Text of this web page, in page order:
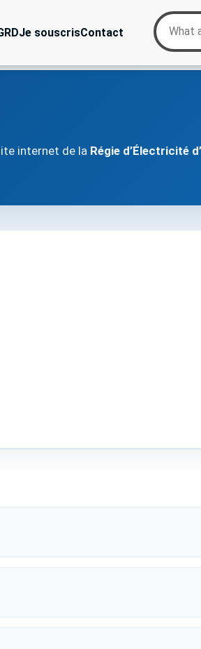
Je souscrisContact
internet de la Régie d’Électricité